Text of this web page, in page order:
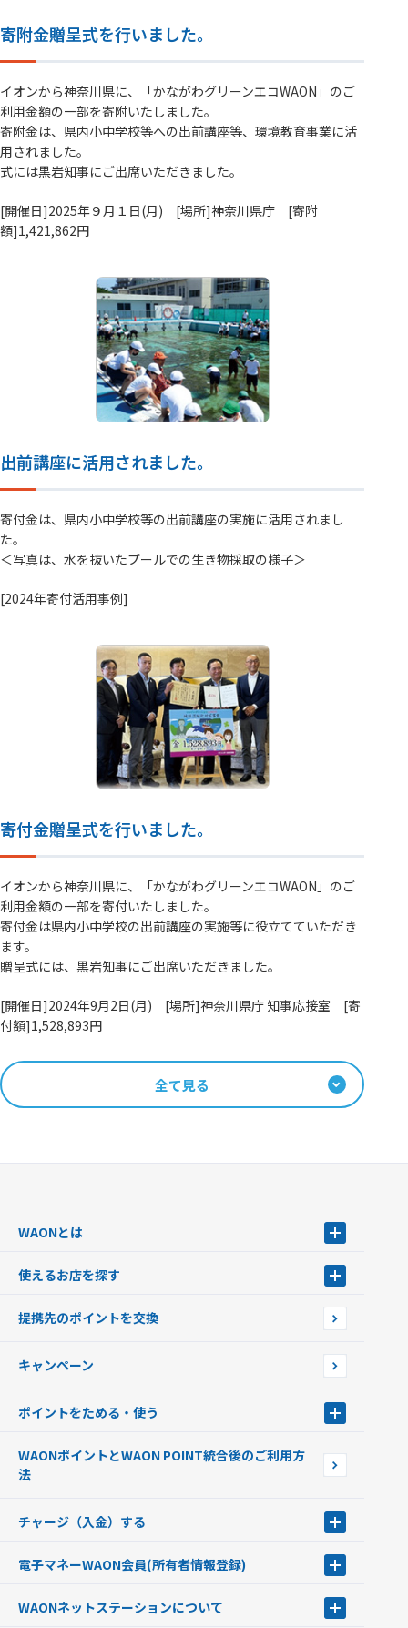
寄附金贈呈式を行いました。
イオンから神奈川県に、「かながわグリーンエコWAON」のご
利用金額の一部を寄附いたしました。
寄附金は、県内小中学校等への出前講座等、環境教育事業に活
用されました。
式には黒岩知事にご出席いただきました。
[開催日]2025年９月１日(月) [場所]神奈川県庁 [寄附
額]1,421,862円
出前講座に活用されました。
寄付金は、県内小中学校等の出前講座の実施に活用されまし
た。
＜写真は、水を抜いたプールでの生き物採取の様子＞
[2024年寄付活用事例]
寄付金贈呈式を行いました。
イオンから神奈川県に、「かながわグリーンエコWAON」のご
利用金額の一部を寄付いたしました。
寄付金は県内小中学校の出前講座の実施等に役立てていただき
ます。
贈呈式には、黒岩知事にご出席いただきました。
[開催日]2024年9月2日(月) [場所]神奈川県庁 知事応接室 [寄
付額]1,528,893円
全て見る
WAONとは
WAONを申込む
インターネット上でのお買い物について（ネット決済）
使えるお店を探す
店舗検索
イオン銀行ATM設置場所
提携先のポイントを交換
キャンペーン
ポイントをためる・使う
ポイントの有効期限について
WAONポイントとWAON POINT統合後のご利用方
法
チャージ（入金）する
現金でチャージする
銀行口座・ATMからチャージする
電子マネーWAON会員(所有者情報登録)
WAON POINTサービス会員登録に伴う個人データの共同利用のお知
WAONネットステーションについて